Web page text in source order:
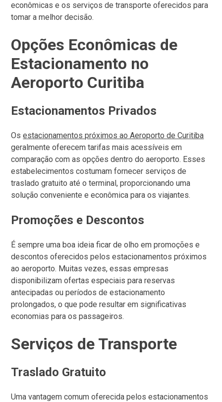
econômicas e os serviços de transporte oferecidos para
tomar a melhor decisão.
Opções Econômicas de
Estacionamento no
Aeroporto Curitiba
Estacionamentos Privados
Osestacionamentos próximos ao Aeroporto de Curitiba
geralmente oferecem tarifas mais acessíveis em
comparação com as opções dentro do aeroporto. Esses
estabelecimentos costumam fornecer serviços de
traslado gratuito até o terminal, proporcionando uma
solução conveniente e econômica para os viajantes.
Promoções e Descontos
É sempre uma boa ideia ficar de olho em promoções e
descontos oferecidos pelos estacionamentos próximos
ao aeroporto. Muitas vezes, essas empresas
disponibilizam ofertas especiais para reservas
antecipadas ou períodos de estacionamento
prolongados, o que pode resultar em significativas
economias para os passageiros.
Serviços de Transporte
Traslado Gratuito
Uma vantagem comum oferecida pelos estacionamentos